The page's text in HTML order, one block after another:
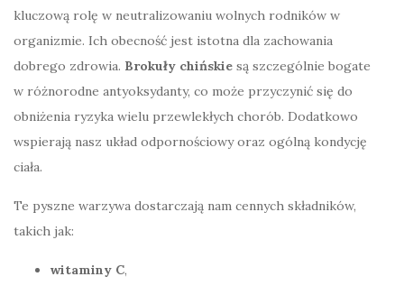
kluczową rolę w neutralizowaniu wolnych rodników w
organizmie. Ich obecność jest istotna dla zachowania
dobrego zdrowia. Brokuły chińskie są szczególnie bogate
w różnorodne antyoksydanty, co może przyczynić się do
obniżenia ryzyka wielu przewlekłych chorób. Dodatkowo
wspierają nasz układ odpornościowy oraz ogólną kondycję
ciała.
Te pyszne warzywa dostarczają nam cennych składników,
takich jak:
witaminy C,